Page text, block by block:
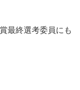
最終選考委員にも